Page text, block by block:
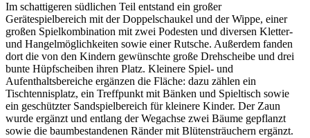
Im schattigeren südlichen Teil entstand ein großer
Gerätespielbereich mit der Doppelschaukel und der Wippe, einer
großen Spielkombination mit zwei Podesten und diversen Kletter-
und Hangelmöglichkeiten sowie einer Rutsche. Außerdem fanden
dort die von den Kindern gewünschte große Drehscheibe und drei
bunte Hüpfscheiben ihren Platz. Kleinere Spiel- und
Aufenthaltsbereiche ergänzen die Fläche: dazu zählen ein
Tischtennisplatz, ein Treffpunkt mit Bänken und Spieltisch sowie
ein geschützter Sandspielbereich für kleinere Kinder. Der Zaun
wurde ergänzt und entlang der Wegachse zwei Bäume gepflanzt
sowie die baumbestandenen Ränder mit Blütensträuchern ergänzt.